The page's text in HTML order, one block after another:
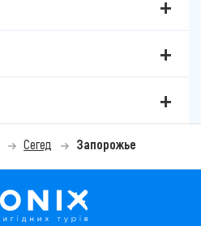
Сегед Запорожье